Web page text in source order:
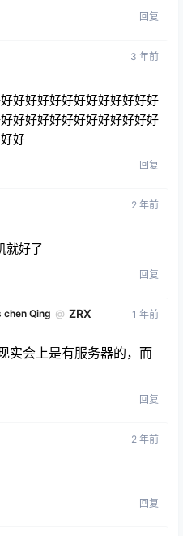
回复
3 年前
好好好好好好好好好好好好
好好好好好好好好好好好好
好
回复
2 年前
就好了
回复
chen Qing @ ZRX 1 年前
实会上是有服务器的，而
回复
2 年前
回复